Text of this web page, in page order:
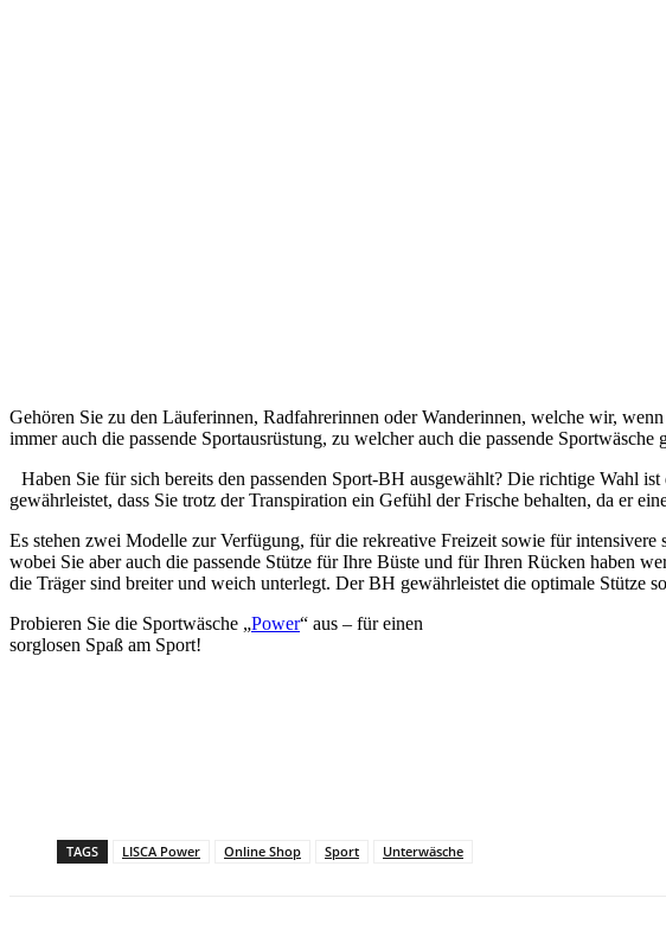
Gehören Sie zu den Läuferinnen, Radfahrerinnen oder Wanderinnen, welche wir,
immer auch die passende Sportausrüstung, zu welcher auch die passende Sportwäsche
Haben Sie für sich bereits den passenden Sport-BH ausgewählt? Die richtige Wahl
gewährleistet, dass Sie trotz der Transpiration ein Gefühl der Frische behalten, da er
Es stehen zwei Modelle zur Verfügung, für die rekreative Freizeit sowie für intensivere
wobei Sie aber auch die passende Stütze für Ihre Büste und für Ihren Rücken haben
die Träger sind breiter und weich unterlegt. Der BH gewährleistet die optimale Stütze
Probieren Sie die Sportwäsche „Power“ aus – für einen
sorglosen Spaß am Sport!
TAGS LISCA Power Online Shop Sport Unterwäsche